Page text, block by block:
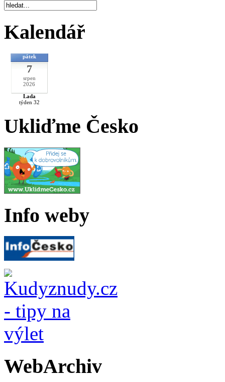
Kalendář
pátek
7
srpen
2026
Lada
týden 32
Ukliďme Česko
Info weby
WebArchiv